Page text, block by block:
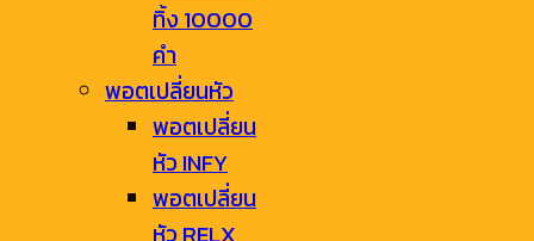
ทิ้ง 10000
คำ
พอตเปลี่ยนหัว
พอตเปลี่ยน
หัว INFY
พอตเปลี่ยน